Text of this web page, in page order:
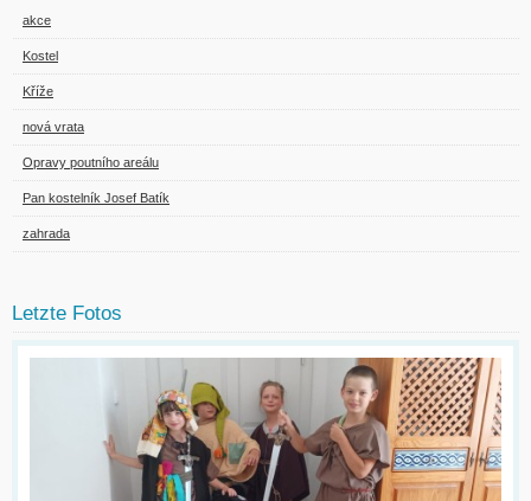
akce
Kostel
Kříže
nová vrata
Opravy poutního areálu
Pan kostelník Josef Batík
zahrada
Letzte Fotos